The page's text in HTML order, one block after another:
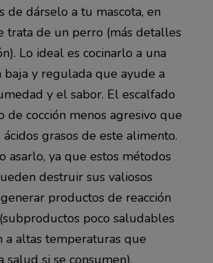
de dárselo a tu mascota, en
trata de un perro (más detalles
Lo ideal es cocinarlo a una
y regulada que ayude a
y el sabor. El escalfado
de cocción menos agresivo que
grasos de este alimento.
asarlo, ya que estos métodos
destruir sus valiosos
productos de reacción
poco saludables
a altas temperaturas que
salud si se consumen).